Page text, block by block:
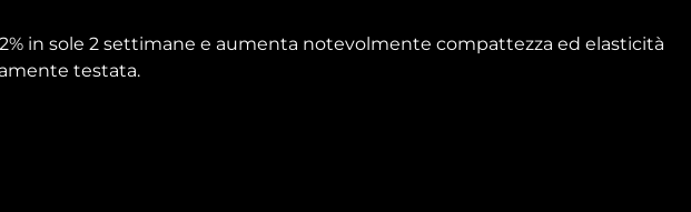
in sole 2 settimane e aumenta notevolmente compattezza ed elasticità
testata.